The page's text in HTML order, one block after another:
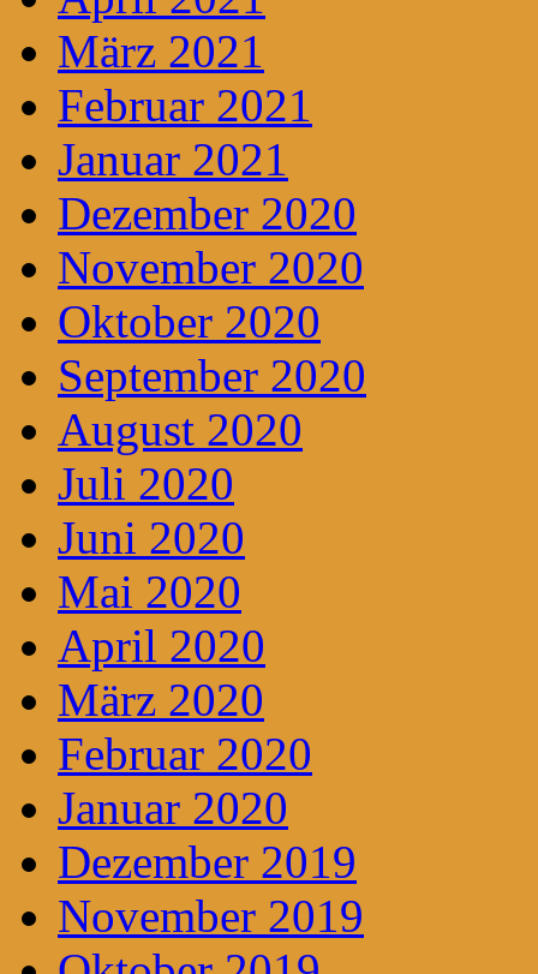
März 2021
Februar 2021
Januar 2021
Dezember 2020
November 2020
Oktober 2020
September 2020
August 2020
Juli 2020
Juni 2020
Mai 2020
April 2020
März 2020
Februar 2020
Januar 2020
Dezember 2019
November 2019